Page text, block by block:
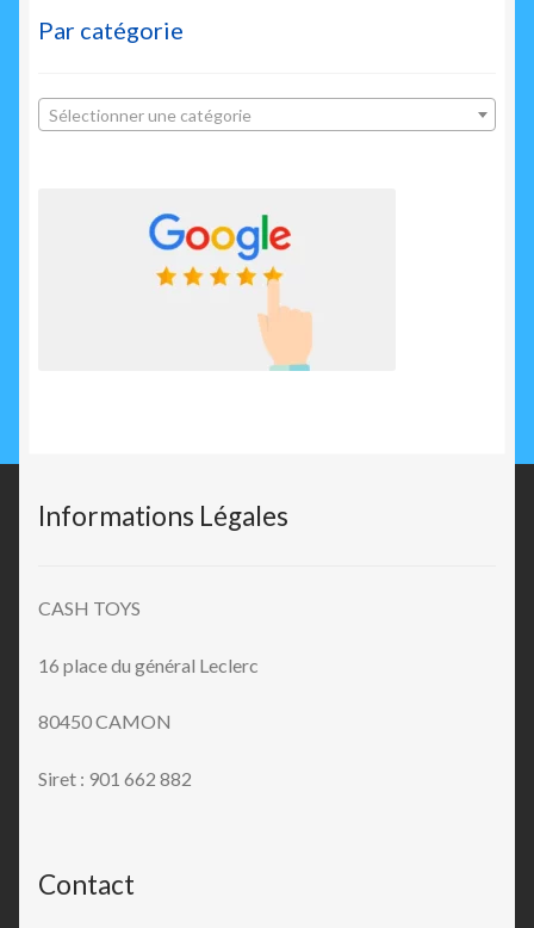
Par catégorie
Sélectionner une catégorie
Informations Légales
CASH TOYS
16 place du général Leclerc
80450 CAMON
Siret : 901 662 882
Contact